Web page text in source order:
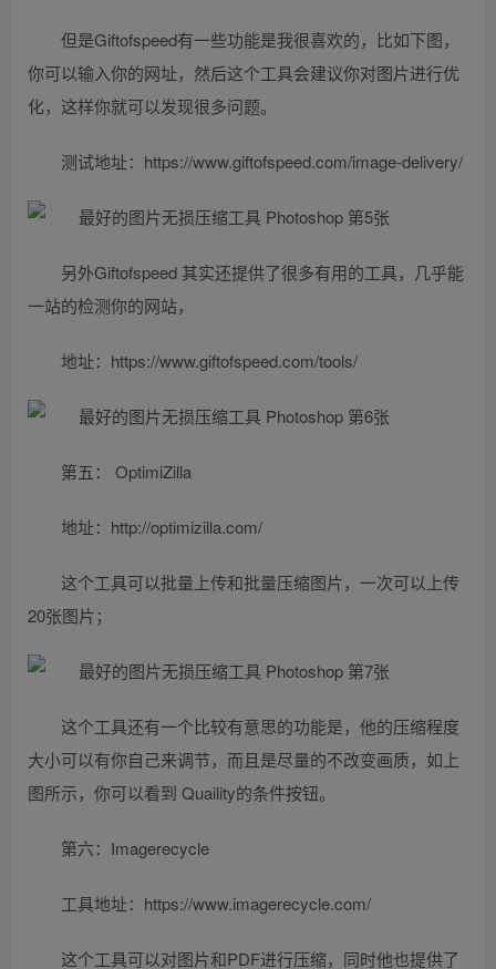
但是Giftofspeed有一些功能是我很喜欢的，比如下图，
你可以输入你的网址，然后这个工具会建议你对图片进行优
化，这样你就可以发现很多问题。
测试地址：https://www.giftofspeed.com/image-delivery/
另外Giftofspeed 其实还提供了很多有用的工具，几乎能
一站的检测你的网站，
地址： https://www.giftofspeed.com/tools/
第五： OptimiZilla
地址：http://optimizilla.com/
这个工具可以批量上传和批量压缩图片，一次可以上传
20张图片；
这个工具还有一个比较有意思的功能是，他的压缩程度
大小可以有你自己来调节，而且是尽量的不改变画质，如上
图所示，你可以看到 Quaility的条件按钮。
第六：Imagerecycle
工具地址：https://www.imagerecycle.com/
这个工具可以对图片和PDF进行压缩，同时他也提供了